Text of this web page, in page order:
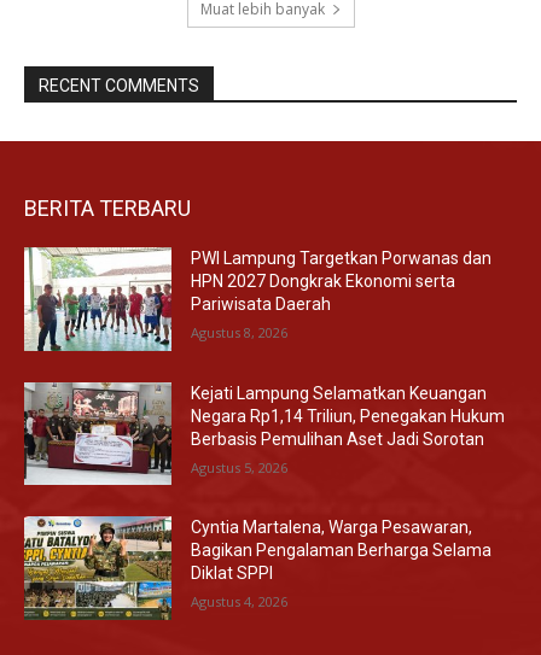
Muat lebih banyak
RECENT COMMENTS
BERITA TERBARU
PWI Lampung Targetkan Porwanas dan
HPN 2027 Dongkrak Ekonomi serta
Pariwisata Daerah
Agustus 8, 2026
Kejati Lampung Selamatkan Keuangan
Negara Rp1,14 Triliun, Penegakan Hukum
Berbasis Pemulihan Aset Jadi Sorotan
Agustus 5, 2026
Cyntia Martalena, Warga Pesawaran,
Bagikan Pengalaman Berharga Selama
Diklat SPPI
Agustus 4, 2026